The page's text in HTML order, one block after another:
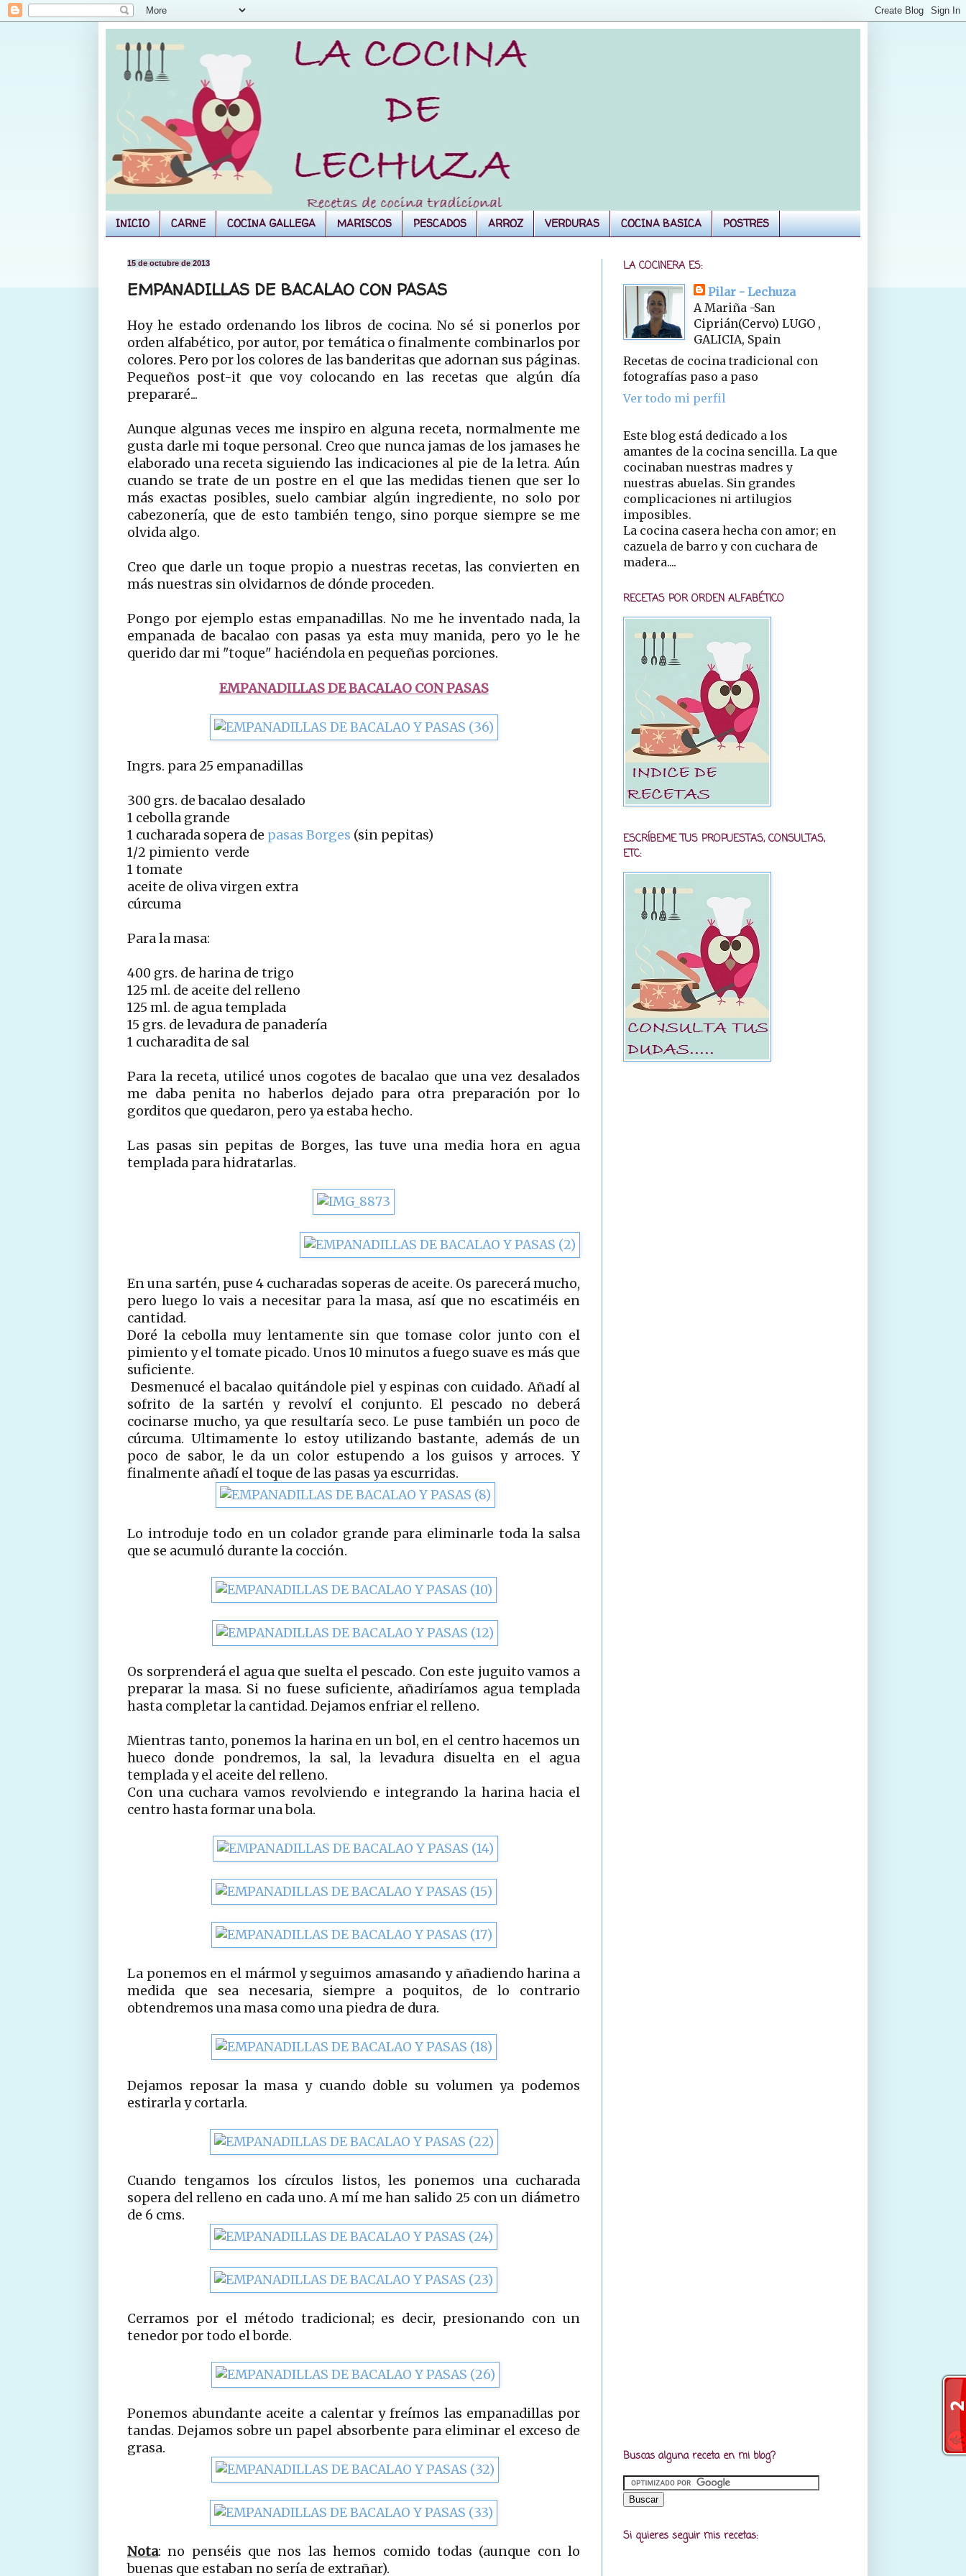
INICIO CARNE COCINA GALLEGA MARISCOS PESCADOS ARROZ VERDURAS COCINA BASICA POSTRES
15 de octubre de 2013
EMPANADILLAS DE BACALAO CON PASAS
Hoy he estado ordenando los libros de cocina. No sé si ponerlos por
orden alfabético, por autor, por temática o finalmente combinarlos por
colores. Pero por los colores de las banderitas que adornan sus páginas.
Pequeños post-it que voy colocando en las recetas que algún día
prepararé...
Aunque algunas veces me inspiro en alguna receta, normalmente me
gusta darle mi toque personal. Creo que nunca jamas de los jamases he
elaborado una receta siguiendo las indicaciones al pie de la letra. Aún
cuando se trate de un postre en el que las medidas tienen que ser lo
más exactas posibles, suelo cambiar algún ingrediente, no solo por
cabezonería, que de esto también tengo, sino porque siempre se me
olvida algo.
Creo que darle un toque propio a nuestras recetas, las convierten en
más nuestras sin olvidarnos de dónde proceden.
Pongo por ejemplo estas empanadillas. No me he inventado nada, la
empanada de bacalao con pasas ya esta muy manida, pero yo le he
querido dar mi "toque" haciéndola en pequeñas porciones.
EMPANADILLAS DE BACALAO CON PASAS
Ingrs. para 25 empanadillas
300 grs. de bacalao desalado
1 cebolla grande
1 cucharada sopera de pasas Borges (sin pepitas)
1/2 pimiento verde
1 tomate
aceite de oliva virgen extra
cúrcuma
Para la masa:
400 grs. de harina de trigo
125 ml. de aceite del relleno
125 ml. de agua templada
15 grs. de levadura de panadería
1 cucharadita de sal
Para la receta, utilicé unos cogotes de bacalao que una vez desalados
me daba penita no haberlos dejado para otra preparación por lo
gorditos que quedaron, pero ya estaba hecho.
Las pasas sin pepitas de Borges, las tuve una media hora en agua
templada para hidratarlas.
En una sartén, puse 4 cucharadas soperas de aceite. Os parecerá mucho,
pero luego lo vais a necesitar para la masa, así que no escatiméis en
cantidad.
Doré la cebolla muy lentamente sin que tomase color junto con el
pimiento y el tomate picado. Unos 10 minutos a fuego suave es más que
suficiente.
Desmenucé el bacalao quitándole piel y espinas con cuidado. Añadí al
sofrito de la sartén y revolví el conjunto. El pescado no deberá
cocinarse mucho, ya que resultaría seco. Le puse también un poco de
cúrcuma. Ultimamente lo estoy utilizando bastante, además de un
poco de sabor, le da un color estupendo a los guisos y arroces. Y
finalmente añadí el toque de las pasas ya escurridas.
Lo introduje todo en un colador grande para eliminarle toda la salsa
que se acumuló durante la cocción.
Os sorprenderá el agua que suelta el pescado. Con este juguito vamos a
preparar la masa. Si no fuese suficiente, añadiríamos agua templada
hasta completar la cantidad. Dejamos enfriar el relleno.
Mientras tanto, ponemos la harina en un bol, en el centro hacemos un
hueco donde pondremos, la sal, la levadura disuelta en el agua
templada y el aceite del relleno.
Con una cuchara vamos revolviendo e integrando la harina hacia el
centro hasta formar una bola.
La ponemos en el mármol y seguimos amasando y añadiendo harina a
medida que sea necesaria, siempre a poquitos, de lo contrario
obtendremos una masa como una piedra de dura.
Dejamos reposar la masa y cuando doble su volumen ya podemos
estirarla y cortarla.
Cuando tengamos los círculos listos, les ponemos una cucharada
sopera del relleno en cada uno. A mí me han salido 25 con un diámetro
de 6 cms.
Cerramos por el método tradicional; es decir, presionando con un
tenedor por todo el borde.
Ponemos abundante aceite a calentar y freímos las empanadillas por
tandas. Dejamos sobre un papel absorbente para eliminar el exceso de
grasa.
Nota: no penséis que nos las hemos comido todas (aunque con lo
buenas que estaban no sería de extrañar).
LA COCINERA ES:
Pilar - Lechuza
A Mariña -San
Ciprián(Cervo) LUGO ,
GALICIA, Spain
Recetas de cocina tradicional con
fotografías paso a paso
Ver todo mi perfil
Este blog está dedicado a los
amantes de la cocina sencilla. La que
cocinaban nuestras madres y
nuestras abuelas. Sin grandes
complicaciones ni artilugios
imposibles.
La cocina casera hecha con amor; en
cazuela de barro y con cuchara de
madera....
RECETAS POR ORDEN ALFABÉTICO
ESCRÍBEME TUS PROPUESTAS, CONSULTAS,
ETC:
Buscas alguna receta en mi blog?
Si quieres seguir mis recetas: